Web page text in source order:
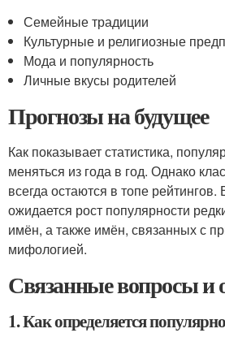
Семейные традиции
Культурные и религиозные
Мода и популярность
Личные вкусы родителей
Прогнозы на будущее
Как показывает статистика,
меняться из года в год. Однако
всегда остаются в топе
ожидается рост популярности
имён, а также имён, связанных с
мифологией.
Связанные вопросы и
1. Как определяется